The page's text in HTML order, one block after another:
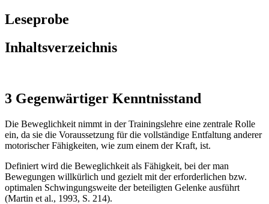
Leseprobe
Inhaltsverzeichnis
3 Gegenwärtiger Kenntnisstand
Die Beweglichkeit nimmt in der Trainingslehre eine zentrale Rolle
ein, da sie die Voraussetzung für die vollständige Entfaltung anderer
motorischer Fähigkeiten, wie zum einem der Kraft, ist.
Definiert wird die Beweglichkeit als Fähigkeit, bei der man
Bewegungen willkürlich und gezielt mit der erforderlichen bzw.
optimalen Schwingungsweite der beteiligten Gelenke ausführt
(Martin et al., 1993, S. 214).